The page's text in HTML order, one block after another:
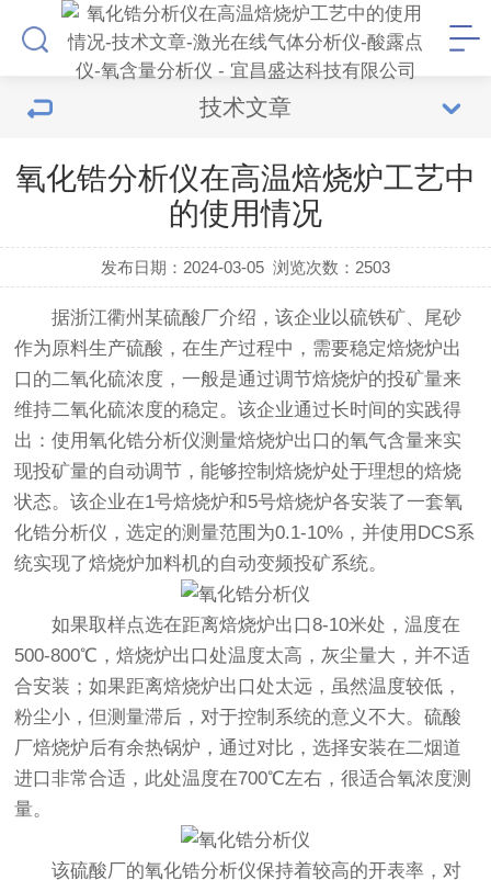
技术文章
氧化锆分析仪在高温焙烧炉工艺中
的使用情况
发布日期：2024-03-05 浏览次数： 2503
据浙江衢州某硫酸厂介绍，该企业以硫铁矿、尾砂
作为原料生产硫酸，在生产过程中，需要稳定焙烧炉出
口的二氧化硫浓度，一般是通过调节焙烧炉的投矿量来
维持二氧化硫浓度的稳定。该企业通过长时间的实践得
出：使用氧化锆分析仪测量焙烧炉出口的氧气含量来实
现投矿量的自动调节，能够控制焙烧炉处于理想的焙烧
状态。该企业在1号焙烧炉和5号焙烧炉各安装了一套氧
化锆分析仪，选定的测量范围为0.1-10%，并使用DCS系
统实现了焙烧炉加料机的自动变频投矿系统。
如果取样点选在距离焙烧炉出口8-10米处，温度在
500-800℃，焙烧炉出口处温度太高，灰尘量大，并不适
合安装；如果距离焙烧炉出口处太远，虽然温度较低，
粉尘小，但测量滞后，对于控制系统的意义不大。硫酸
厂焙烧炉后有余热锅炉，通过对比，选择安装在二烟道
进口非常合适，此处温度在700℃左右，很适合氧浓度测
量。
该硫酸厂的氧化锆分析仪保持着较高的开表率，对